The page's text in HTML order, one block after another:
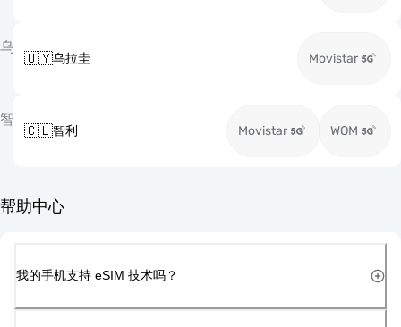
乌
🇺🇾乌拉圭 Movistar
智
🇨🇱智利 Movistar WOM
帮助中心
我的手机支持 eSIM 技术吗？